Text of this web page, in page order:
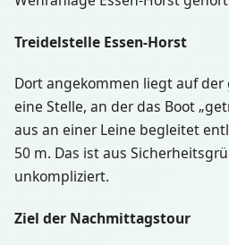
Treidelstelle Essen-Horst
Dort angekommen liegt auf der
eine Stelle, an der das Boot
aus an einer Leine begleitet
50 m. Das ist aus
unkompliziert.
Ziel der Nachmittagstour